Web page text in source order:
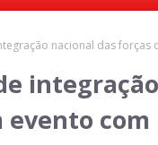
nacional das